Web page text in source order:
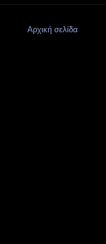
Αρχική σελίδα